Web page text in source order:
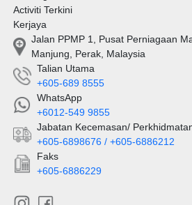
Activiti Terkini
Kerjaya
Jalan PPMP 1, Pusat Perniagaan
Manjung, Perak, Malaysia
Talian Utama
+605-689 8555
WhatsApp
+6012-549 9855
Jabatan Kecemasan/
+605-6898676 / +605-6886212
Faks
+605-6886229